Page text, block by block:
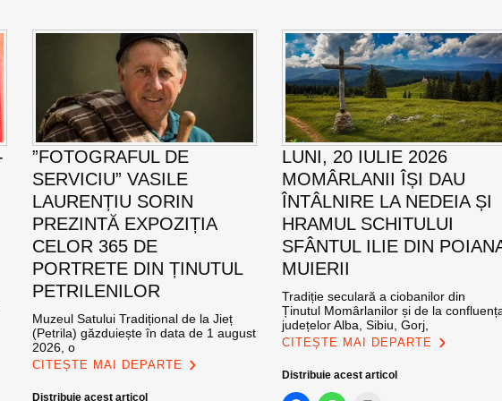
”FOTOGRAFUL DE
SERVICIU” VASILE
LAURENȚIU SORIN
PREZINTĂ EXPOZIȚIA
CELOR 365 DE
PORTRETE DIN ȚINUTUL
PETRILENILOR
Muzeul Satului Tradițional de la Jieț
(Petrila) găzduiește în data de 1 august
2026, o
CITEȘTE MAI DEPARTE
Distribuie acest articol
LUNI, 20 IULIE 2026
MOMÂRLANII ÎȘI DAU
ÎNTÂLNIRE LA NEDEIA ȘI
HRAMUL SCHITULUI
SFÂNTUL ILIE DIN
MUIERII
Tradiție seculară a ciobanilor din
Ținutul Momârlanilor și de la
județelor Alba, Sibiu, Gorj,
CITEȘTE MAI DEPARTE
Distribuie acest articol